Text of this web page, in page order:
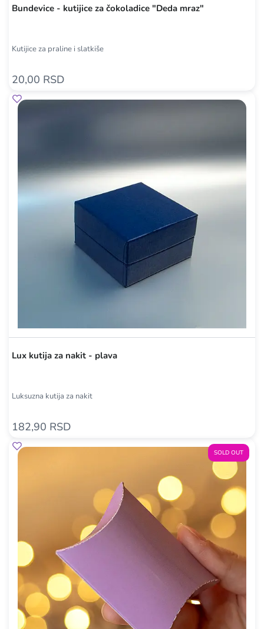
Bundevice - kutijice za čokoladice "Deda mraz"
Kutijice za praline i slatkiše
20,00 RSD
Lux kutija za nakit - plava
Luksuzna kutija za nakit
182,90 RSD
SOLD OUT